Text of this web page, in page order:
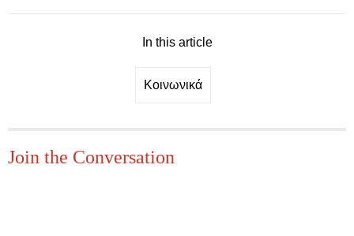
In this article
Κοινωνικά
Join the Conversation